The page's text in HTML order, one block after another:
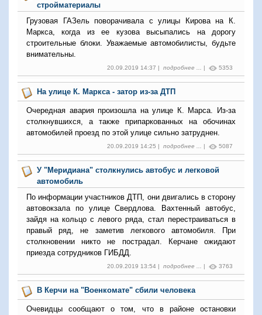
стройматериалы
Грузовая ГАЗель поворачивала с улицы Кирова на К.
Маркса, когда из ее кузова высыпались на дорогу
строительные блоки. Уважаемые автомобилисты, будьте
внимательны.
20.09.2019 14:37 | подробнее ... | 5353
На улице К. Маркса - затор из-за ДТП
Очередная авария произошла на улице К. Марса. Из-за
столкнувшихся, а также припаркованных на обочинах
автомобилей проезд по этой улице сильно затруднен.
20.09.2019 14:25 | подробнее ... | 5087
У "Меридиана" столкнулись автобус и легковой
автомобиль
По информации участников ДТП, они двигались в сторону
автовокзала по улице Свердлова. Вахтенный автобус,
зайдя на кольцо с левого ряда, стал перестраиваться в
правый ряд, не заметив легкового автомобиля. При
столкновении никто не пострадал. Керчане ожидают
приезда сотрудников ГИБДД.
20.09.2019 13:54 | подробнее ... | 3763
В Керчи на "Военкомате" сбили человека
Очевидцы сообщают о том, что в районе остановки